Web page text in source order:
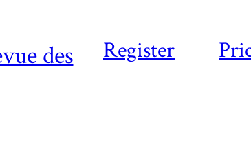
Register
des